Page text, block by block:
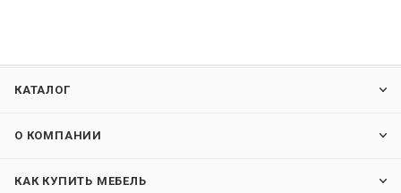
КАТАЛОГ
О КОМПАНИИ
КАК КУПИТЬ МЕБЕЛЬ